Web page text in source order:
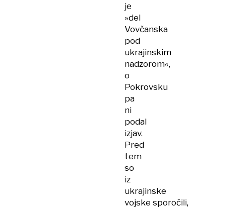
je
»del
Vovčanska
pod
ukrajinskim
nadzorom«,
o
Pokrovsku
pa
ni
podal
izjav.
Pred
tem
so
iz
ukrajinske
vojske sporočili,